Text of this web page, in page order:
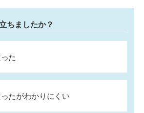
ちましたか？
た
たがわかりにくい